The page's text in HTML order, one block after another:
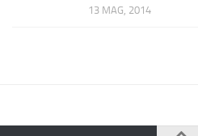
13 MAG, 2014